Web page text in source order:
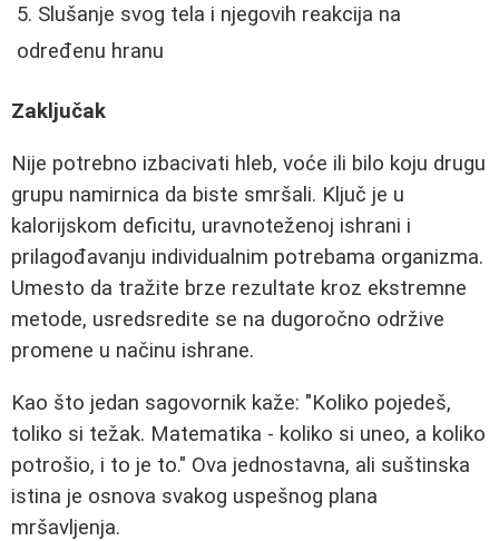
Slušanje svog tela i njegovih reakcija na
određenu hranu
Zaključak
Nije potrebno izbacivati hleb, voće ili bilo koju drugu
grupu namirnica da biste smršali. Ključ je u
kalorijskom deficitu, uravnoteženoj ishrani i
prilagođavanju individualnim potrebama organizma.
Umesto da tražite brze rezultate kroz ekstremne
metode, usredsredite se na dugoročno održive
promene u načinu ishrane.
Kao što jedan sagovornik kaže: "Koliko pojedeš,
toliko si težak. Matematika - koliko si uneo, a koliko
potrošio, i to je to." Ova jednostavna, ali suštinska
istina je osnova svakog uspešnog plana
mršavljenja.